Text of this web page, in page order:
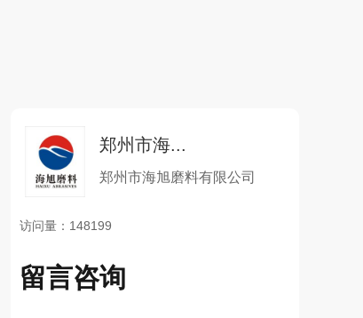
郑州市海...
郑州市海旭磨料有限公司
访问量：148199
留言咨询